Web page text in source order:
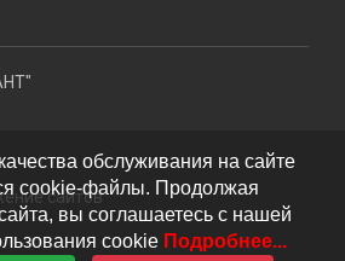
сайтов
обслуживания на сайте
cookie-файлы. Продолжая
вы соглашаетесь с нашей
cookie Подробнее...